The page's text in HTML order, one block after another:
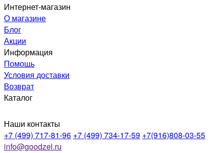
Интернет-магазин
О магазине
Блог
Акции
Информация
Помощь
Условия доставки
Возврат
Каталог
Наши контакты
+7 (499) 717-81-96 +7 (499) 734-17-59 +7(916)808-03-55
info@goodzel.ru